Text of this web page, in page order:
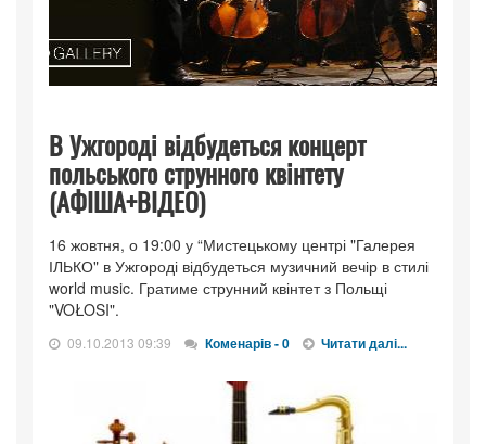
В Ужгороді відбудеться концерт
польського струнного квінтету
(АФІША+ВІДЕО)
16 жовтня, о 19:00 у “Мистецькому центрі "Галерея
ІЛЬКО" в Ужгороді відбудеться музичний вечір в стилі
world music. Гратиме струнний квінтет з Польщі
"VOŁOSI".
09.10.2013 09:39 Коменарів - 0 Читати далі...